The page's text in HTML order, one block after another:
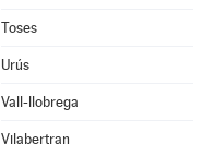
Toses
Urús
Vall-llobrega
Vilabertran